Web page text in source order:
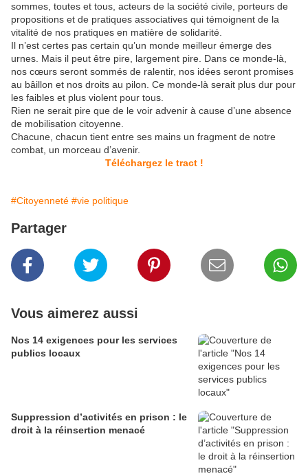
sommes, toutes et tous, acteurs de la société civile, porteurs de
propositions et de pratiques associatives qui témoignent de la
vitalité de nos pratiques en matière de solidarité.
Il n’est certes pas certain qu’un monde meilleur émerge des
urnes. Mais il peut être pire, largement pire. Dans ce monde-là,
nos cœurs seront sommés de ralentir, nos idées seront promises
au bâillon et nos droits au pilon. Ce monde-là serait plus dur pour
les faibles et plus violent pour tous.
Rien ne serait pire que de le voir advenir à cause d’une absence
de mobilisation citoyenne.
Chacune, chacun tient entre ses mains un fragment de notre
combat, un morceau d’avenir.
Téléchargez le tract !
#Citoyenneté #vie politique
Partager
Vous aimerez aussi
Nos 14 exigences pour les services
publics locaux
Suppression d’activités en prison : le
droit à la réinsertion menacé